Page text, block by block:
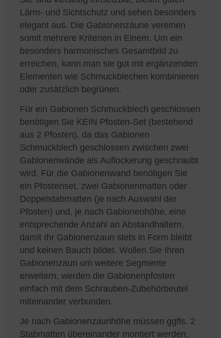
Lärm- und Sichtschutz und sehen besonders
elegant aus. Die Gabionenzäune vereinen
somit mehrere Kriterien in Einem. Um ein
besonders harmonisches Gesamtbild zu
erreichen, kann man sie gut mit ergänzenden
Elementen wie Schmuckblechen kombinieren
oder zusätzlich begrünen.
Für ein Gabionen Schmuckblech geschlossen
benötigen Sie KEIN Pfosten-Set (bestehend
aus 2 Pfosten), da das Gabionen
Schmuckblech geschlossen zwischen zwei
Gabionenwände als Auflockerung geschraubt
wird. Für die Gabionenwand benötigen Sie
ein Pfostenset, zwei Gabionenmatten oder
Doppelstabmatten (je nach Auswahl der
Pfosten) und, je nach Gabionenhöhe, eine
entsprechende Anzahl an Abstandhaltern,
damit Ihr Gabionenzaun stets in Form bleibt
und keinen Bauch bildet. Wollen Sie Ihren
Gabionenzaun um weitere Segmente
erweitern, werden die Gabionenpfosten
einfach mit dem Schrauben-Zubehörbeutel
miteinander verbunden.
Je nach Gabionenzaunhöhe müssen ggfls. 2
Stabmatten übereinander montiert werden,